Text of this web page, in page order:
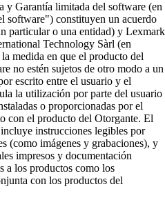
y Garantía limitada del software (en
software") constituyen un acuerdo
particular o una entidad) y Lexmark
Technology Sàrl (en
medida en que el producto del
no estén sujetos de otro modo a un
escrito entre el usuario y el
la utilización por parte del usuario
o proporcionadas por el
con el producto del Otorgante. El
instrucciones legibles por
(como imágenes y grabaciones), y
impresos y documentación
a los productos como los
con los productos del